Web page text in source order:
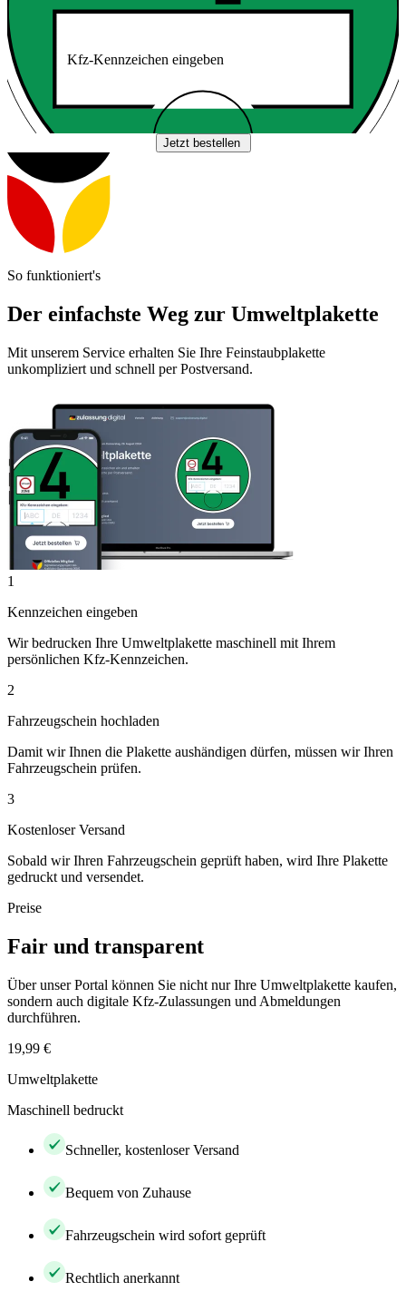
Kfz-Kennzeichen eingeben
Jetzt bestellen
So funktioniert's
Der einfachste Weg zur Umweltplakette
Mit unserem Service erhalten Sie Ihre Feinstaubplakette
unkompliziert und schnell per Postversand.
1
Kennzeichen eingeben
Wir bedrucken Ihre Umweltplakette maschinell mit Ihrem
persönlichen Kfz-Kennzeichen.
2
Fahrzeugschein hochladen
Damit wir Ihnen die Plakette aushändigen dürfen, müssen wir Ihren
Fahrzeugschein prüfen.
3
Kostenloser Versand
Sobald wir Ihren Fahrzeugschein geprüft haben, wird Ihre Plakette
gedruckt und versendet.
Preise
Fair und transparent
Über unser Portal können Sie nicht nur Ihre Umweltplakette kaufen,
sondern auch digitale Kfz-Zulassungen und Abmeldungen
durchführen.
19,99 €
Umweltplakette
Maschinell bedruckt
Schneller, kostenloser Versand
Bequem von Zuhause
Fahrzeugschein wird sofort geprüft
Rechtlich anerkannt